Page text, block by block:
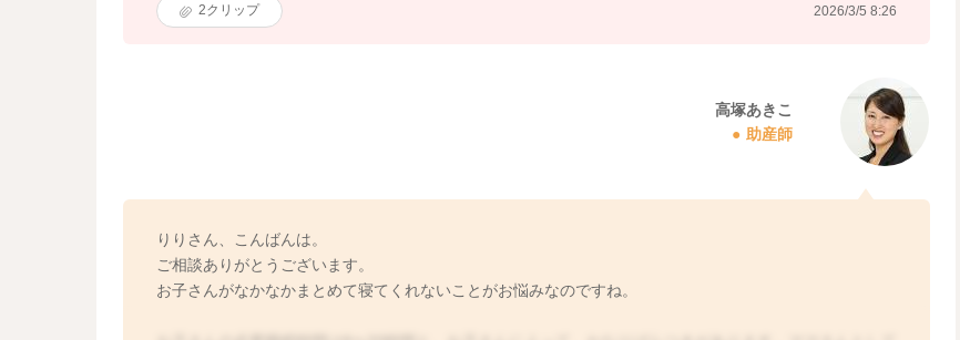
2クリップ 2026/3/5 8:26
高塚あきこ
助産師
りりさん、こんばんは。
ご相談ありがとうございます。
お子さんがなかなかまとめて寝てくれないことがお悩みなのですね。